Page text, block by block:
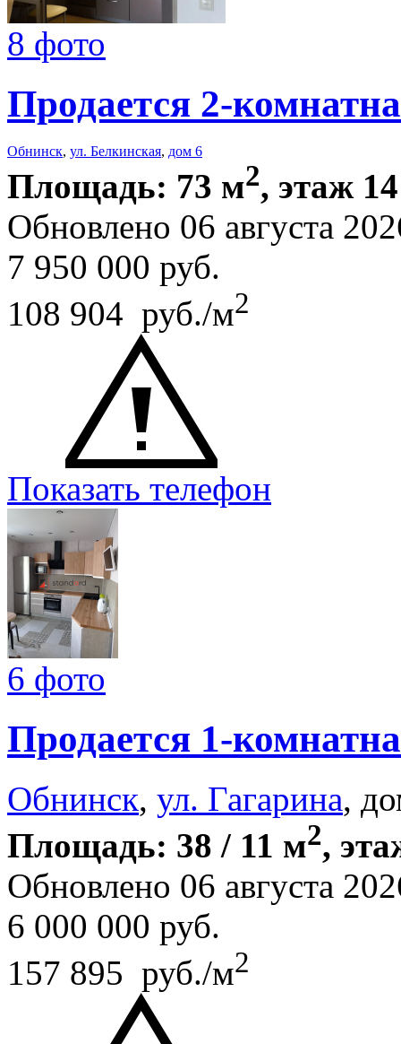
8 фото
Продается 2-
Обнинск, ул. Белкинская, дом 6
Площадь: 73 м2, этаж
Обновлено 06 августа
7 950 000 руб.
108 904 руб./м2
Показать телефон
6 фото
Продается 1-
Обнинск, ул. Гагарина,
Площадь: 38 / 11 м2,
Обновлено 06 августа
6 000 000 руб.
157 895 руб./м2